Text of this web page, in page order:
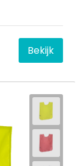
Bekijk